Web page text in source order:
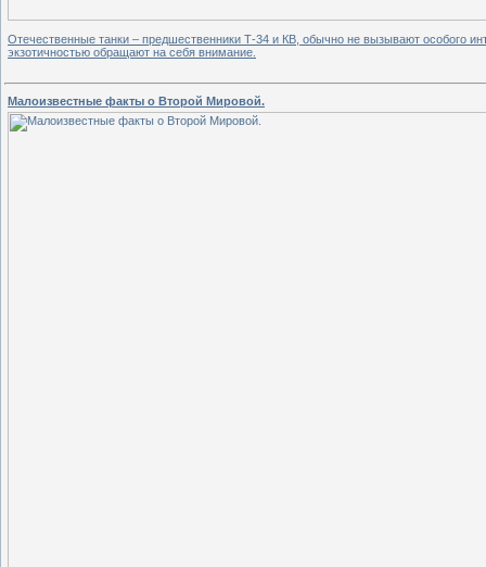
Отечественные танки – предшественники Т-34 и КВ, обычно не вызывают особого
экзотичностью обращают на себя внимание.
Малоизвестные факты о Второй Мировой.